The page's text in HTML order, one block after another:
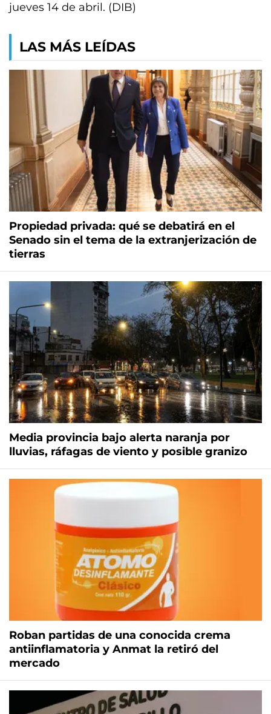
jueves 14 de abril. (DIB)
LAS MÁS LEÍDAS
Propiedad privada: qué se debatirá en el
Senado sin el tema de la extranjerización de
tierras
Media provincia bajo alerta naranja por
lluvias, ráfagas de viento y posible granizo
Roban partidas de una conocida crema
antiinflamatoria y Anmat la retiró del
mercado